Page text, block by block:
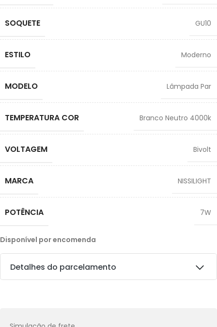
SOQUETE GU10
ESTILO Moderno
MODELO Lâmpada Par
TEMPERATURA COR Branco Neutro 4000k
VOLTAGEM Bivolt
MARCA NISSILIGHT
POTÊNCIA 7W
Disponível por encomenda
Detalhes do parcelamento